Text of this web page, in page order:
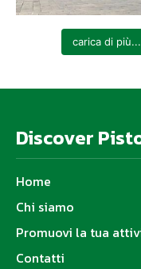
carica di più...
Discover
Home
Chi siamo
Promuovi la tua
Contatti